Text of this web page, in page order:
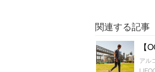
関連する記事
【
アル